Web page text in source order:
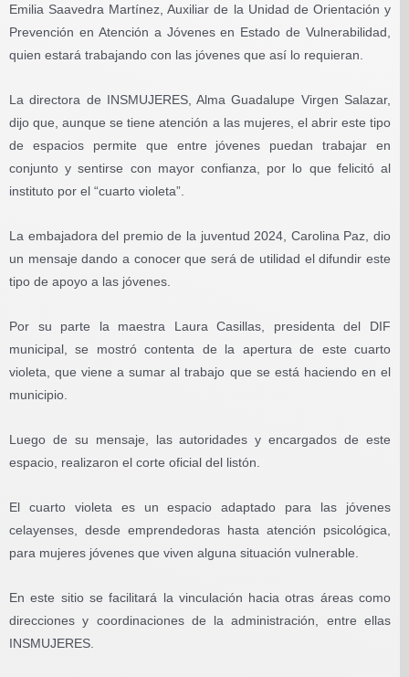
Emilia Saavedra Martínez, Auxiliar de la Unidad de Orientación y
Prevención en Atención a Jóvenes en Estado de Vulnerabilidad,
quien estará trabajando con las jóvenes que así lo requieran.
La directora de INSMUJERES, Alma Guadalupe Virgen Salazar,
dijo que, aunque se tiene atención a las mujeres, el abrir este tipo
de espacios permite que entre jóvenes puedan trabajar en
conjunto y sentirse con mayor confianza, por lo que felicitó al
instituto por el “cuarto violeta”.
La embajadora del premio de la juventud 2024, Carolina Paz, dio
un mensaje dando a conocer que será de utilidad el difundir este
tipo de apoyo a las jóvenes.
Por su parte la maestra Laura Casillas, presidenta del DIF
municipal, se mostró contenta de la apertura de este cuarto
violeta, que viene a sumar al trabajo que se está haciendo en el
municipio.
Luego de su mensaje, las autoridades y encargados de este
espacio, realizaron el corte oficial del listón.
El cuarto violeta es un espacio adaptado para las jóvenes
celayenses, desde emprendedoras hasta atención psicológica,
para mujeres jóvenes que viven alguna situación vulnerable.
En este sitio se facilitará la vinculación hacia otras áreas como
direcciones y coordinaciones de la administración, entre ellas
INSMUJERES.